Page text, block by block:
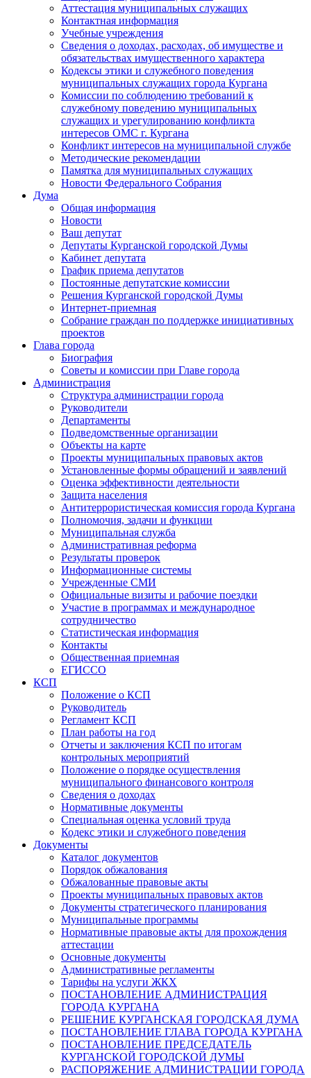
Аттестация муниципальных служащих
Контактная информация
Учебные учреждения
Сведения о доходах, расходах, об имуществе и
обязательствах имущественного характера
Кодексы этики и служебного поведения
муниципальных служащих города Кургана
Комиссии по соблюдению требований к
служебному поведению муниципальных
служащих и урегулированию конфликта
интересов ОМС г. Кургана
Конфликт интересов на муниципальной службе
Методические рекомендации
Памятка для муниципальных служащих
Новости Федерального Cобрания
Дума
Общая информация
Новости
Ваш депутат
Депутаты Курганской городской Думы
Кабинет депутата
График приема депутатов
Постоянные депутатские комиссии
Решения Курганской городской Думы
Интернет-приемная
Собрание граждан по поддержке инициативных
проектов
Глава города
Биография
Советы и комиссии при Главе города
Администрация
Структура администрации города
Руководители
Департаменты
Подведомственные организации
Объекты на карте
Проекты муниципальных правовых актов
Установленные формы обращений и заявлений
Оценка эффективности деятельности
Защита населения
Антитеррористическая комиссия города Кургана
Полномочия, задачи и функции
Муниципальная служба
Административная реформа
Результаты проверок
Информационные системы
Учрежденные СМИ
Официальные визиты и рабочие поездки
Участие в программах и международное
сотрудничество
Статистическая информация
Контакты
Общественная приемная
ЕГИССО
КСП
Положение о КСП
Руководитель
Регламент КСП
План работы на год
Отчеты и заключения КСП по итогам
контрольных мероприятий
Положение о порядке осуществления
муниципального финансового контроля
Сведения о доходах
Нормативные документы
Специальная оценка условий труда
Кодекс этики и служебного поведения
Документы
Каталог документов
Порядок обжалования
Обжалованные правовые акты
Проекты муниципальных правовых актов
Документы стратегического планирования
Муниципальные программы
Нормативные правовые акты для прохождения
аттестации
Основные документы
Административные регламенты
Тарифы на услуги ЖКХ
ПОСТАНОВЛЕНИЕ АДМИНИСТРАЦИЯ
ГОРОДА КУРГАНА
РЕШЕНИЕ КУРГАНСКАЯ ГОРОДСКАЯ ДУМА
ПОСТАНОВЛЕНИЕ ГЛАВА ГОРОДА КУРГАНА
ПОСТАНОВЛЕНИЕ ПРЕДСЕДАТЕЛЬ
КУРГАНСКОЙ ГОРОДСКОЙ ДУМЫ
РАСПОРЯЖЕНИЕ АДМИНИСТРАЦИИ ГОРОДА